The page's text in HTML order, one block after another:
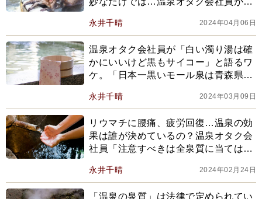
永井千晴 2024年04月06日
温泉オタク会社員が「白い濁り湯は確
かにいいけど黒もサイコー」と語るワ
ケ。「日本一黒いモール泉は青森県の
湯は迫力満点！」
永井千晴 2024年03月09日
リウマチに腰痛、疲労回復…温泉の効
果は誰が決めているの？温泉オタク会
社員「注意すべきは全泉質に当てはま
永井千晴 2024年02月24日
「温泉の泉質」は法律で定められてい